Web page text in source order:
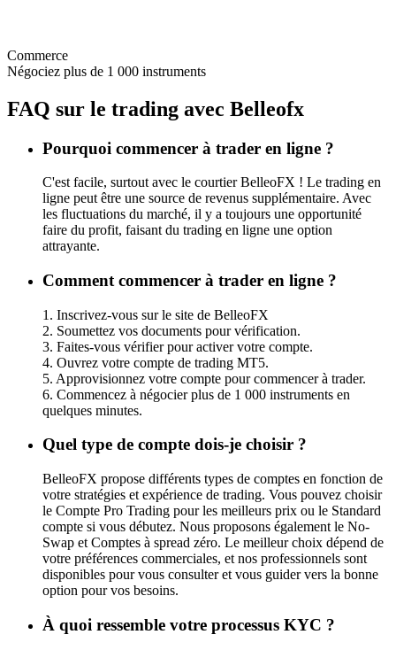
Commerce
Négociez plus de 1 000 instruments
FAQ sur le trading avec Belleofx
Pourquoi commencer à trader en ligne ?
C'est facile, surtout avec le courtier BelleoFX ! Le trading en
ligne peut être une source de revenus supplémentaire. Avec
les fluctuations du marché, il y a toujours une opportunité
faire du profit, faisant du trading en ligne une option
attrayante.
Comment commencer à trader en ligne ?
1. Inscrivez-vous sur le site de BelleoFX
2. Soumettez vos documents pour vérification.
3. Faites-vous vérifier pour activer votre compte.
4. Ouvrez votre compte de trading MT5.
5. Approvisionnez votre compte pour commencer à trader.
6. Commencez à négocier plus de 1 000 instruments en
quelques minutes.
Quel type de compte dois-je choisir ?
BelleoFX propose différents types de comptes en fonction de
votre stratégies et expérience de trading. Vous pouvez choisir
le Compte Pro Trading pour les meilleurs prix ou le Standard
compte si vous débutez. Nous proposons également le No-
Swap et Comptes à spread zéro. Le meilleur choix dépend de
votre préférences commerciales, et nos professionnels sont
disponibles pour vous consulter et vous guider vers la bonne
option pour vos besoins.
À quoi ressemble votre processus KYC ?